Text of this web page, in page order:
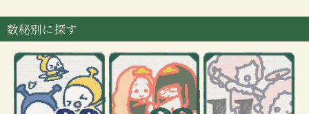
数秘別に探す